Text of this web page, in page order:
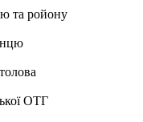
та ройону
ОТГ